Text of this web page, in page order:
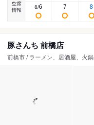
空席
情報
8/6 7 8
豚さんち 前橋店
前橋市 / ラーメン、居酒屋、火鍋